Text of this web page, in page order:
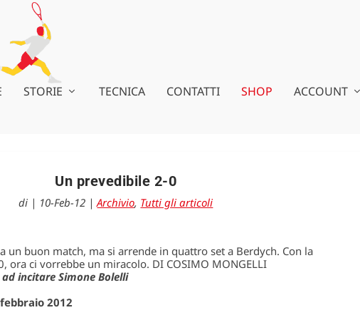
STORIE TECNICA CONTATTI SHOP ACCOUNT
Un prevedibile 2-0
di | 10-Feb-12 |Archivio, Tutti gli articoli
un buon match, ma si arrende in quattro set a Berdych. Con la
ora ci vorrebbe un miracolo. DI COSIMO MONGELLI
incitare Simone Bolelli
2012